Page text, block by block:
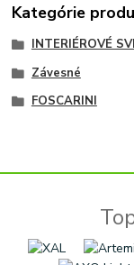
Kategórie
INTERIÉROVÉ
Závesné
FOSCARINI